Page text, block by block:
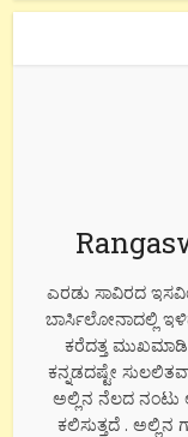
ಎರಡು ಸಾವಿರದ
ಬಾರ್ಸಿಲೋನಾದಲ್ಲಿ
ಕರೆದತ್ತ
ಕನ್ನಡದಷ್ಟೇ
ಅಲ್ಲಿನ ನೆಲದ ನಂಟು
ಕಲಿಸುತ್ತದೆ .